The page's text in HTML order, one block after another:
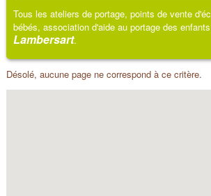
Tous les ateliers de portage, points de vente
bébés, association d'aide au portage des
Lambersart.
Désolé, aucune page ne correspond à ce critère.